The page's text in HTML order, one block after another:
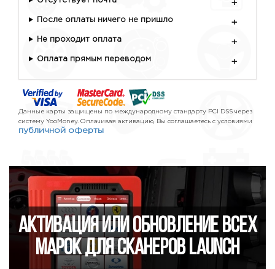
+
После оплаты ничего не пришло +
Не проходит оплата +
Оплата прямым переводом +
Данные карты защищены по международному стандарту PCI DSS через
систему YooMoney. Оплачивая активацию, Вы соглашаетесь с условиями
публичной оферты
Активация или обновление всех
марок для сканеров Launch